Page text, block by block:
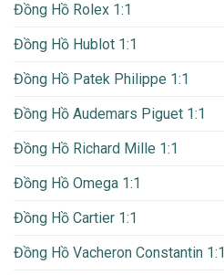
Đồng Hồ Rolex 1:1
Đồng Hồ Hublot 1:1
Đồng Hồ Patek Philippe 1:1
Đồng Hồ Audemars Piguet 1:1
Đồng Hồ Richard Mille 1:1
Đồng Hồ Omega 1:1
Đồng Hồ Cartier 1:1
Đồng Hồ Vacheron Constantin 1:1